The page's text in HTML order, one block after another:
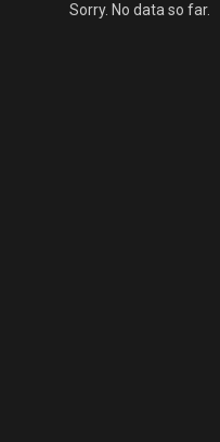
Sorry. No data so far.